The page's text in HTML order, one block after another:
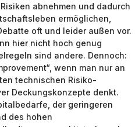
abnehmen und dadurch
ermöglichen,
oft und leider außen vor.
hier nicht hoch genug
sind andere. Dennoch:
wenn man nur an
technischen Risiko-
Deckungskonzepte denkt.
der geringeren
des hohen